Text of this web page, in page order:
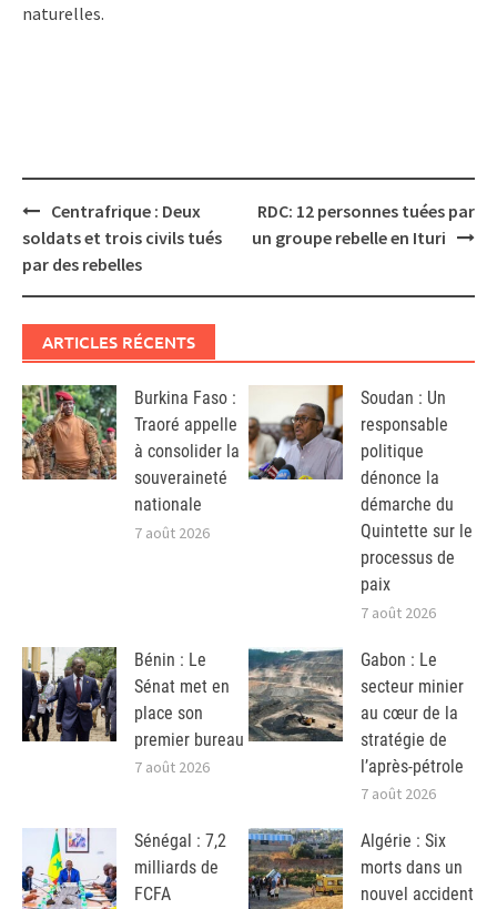
naturelles.
Post
navigation
Centrafrique : Deux
soldats et trois civils tués
par des rebelles
RDC: 12 personnes tuées par
un groupe rebelle en Ituri
ARTICLES RÉCENTS
Burkina Faso :
Traoré appelle
à consolider la
souveraineté
nationale
7 août 2026
Soudan : Un
responsable
politique
dénonce la
démarche du
Quintette sur le
processus de
paix
7 août 2026
Bénin : Le
Sénat met en
place son
premier bureau
7 août 2026
Gabon : Le
secteur minier
au cœur de la
stratégie de
l’après-pétrole
7 août 2026
Sénégal : 7,2
milliards de
FCFA
Algérie : Six
morts dans un
nouvel accident